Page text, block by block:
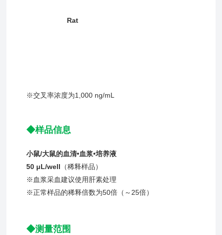
Rat
※交叉率浓度为1,000 ng/mL
◆样品信息
小鼠/大鼠的血清•血浆•培养液
50 μL/well （稀释样品）
※血浆采血建议使用肝素处理
※正常样品的稀释倍数为50倍（～25倍）
◆测量范围